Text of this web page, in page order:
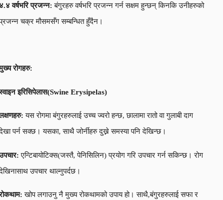
वर्षभरि प्रजन्न: बंगुरहरु वर्षभरि प्रजन्न गर्न सक्षम हुन्छन् किनकि उनीहरुको
चक्र मौसमसँग सम्बन्धित हुँदैन।
रोगहरु:
इरिसिपेलास(Swine Erysipelas)
यस रोगमा बंगुरहरुलाई उच्च ज्वरो हन्छ, छालामा रातो वा गुलाबी दाग
पर्न सक्छ। यसका, साथै जोर्नीहरु दुख्ने समस्या पनि देखिन्छ।
एन्टिबायोटिक्स(जस्तै, पेनिसिलिन) प्रयोग गरि उपचार गर्न सकिन्छ। रोग
उपचार थाल्नुपर्दछ।
खोप लगाउनु नै मुख्य रोकथामको उपाय हो। साथै,बंगुरहरुलाई सफा र